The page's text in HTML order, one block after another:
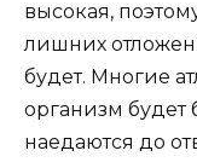
высокая,
лишних
будет. Многие
организм будет
наедаются до